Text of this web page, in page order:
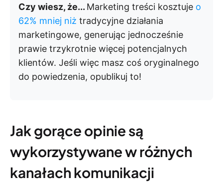
Czy wiesz, że... Marketing treści kosztuje o
62% mniej niż tradycyjne działania
marketingowe, generując jednocześnie
prawie trzykrotnie więcej potencjalnych
klientów. Jeśli więc masz coś oryginalnego
do powiedzenia, opublikuj to!
Jak gorące opinie są
wykorzystywane w różnych
kanałach komunikacji